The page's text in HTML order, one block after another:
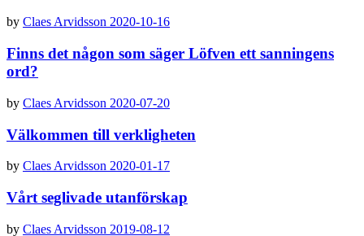
by Claes Arvidsson 2020-10-16
Finns det någon som säger Löfven ett sanningens
ord?
by Claes Arvidsson 2020-07-20
Välkommen till verkligheten
by Claes Arvidsson 2020-01-17
Vårt seglivade utanförskap
by Claes Arvidsson 2019-08-12